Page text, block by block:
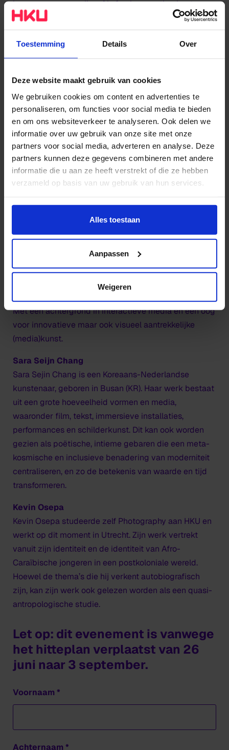
Toestemming Details Over
Deze website maakt gebruik van cookies
We gebruiken cookies om content en advertenties te
personaliseren, om functies voor social media te bieden
en om ons websiteverkeer te analyseren. Ook delen we
informatie over uw gebruik van onze site met onze
partners voor social media, adverteren en analyse. Deze
partners kunnen deze gegevens combineren met andere
informatie die u aan ze heeft verstrekt of die ze hebben
verzameld op basis van uw gebruik van hun services.
Wil je meer weten of de voorkeur aanpassen, bekijk dan
https://www.hku.nl/privacy-statement-en-
Alles toestaan
Aanpassen
Weigeren
bevragen en aanvullen. Als freelancer stimuleert ze
inclusiviteit en meerstemmigheid in de culturele
sector.
Katy Hundertmark is een in Amsterdam gevestigde
interesse in kunstpraktijken die de fotografische
canon herkaderen en uitbreiden. Momenteel werkt ze
als hoofdredacteur van Foam Magazine en curator bij
het Foam Museum. Door middel van een
internationale aanpak streeft ze ernaar om
interculturele verbindingen en wederzijds begrip te
creëren tussen makers, publiek en instellingen
Met een achtergrond in interactieve media en een oog
voor innovatieve maar ook visueel aantrekkelijke
(media)kunst.
Sara Seijn Chang
Sara Sejin Chang is een Koreaans-Nederlandse
kunstenaar, geboren in Busan (KR). Haar werk bestaat
uit een grote hoeveelheid vormen en media,
waaronder film, tekst, immersieve installaties,
performances en schilderkunst. Dit kan ook worden
gezien als poëtische, intieme gebaren die een meta-
kosmische en inclusieve benadering van moderniteit
centraliseren, en zo de betekenis van waarde en tijd
transformeren.
Kevin Osepa
Kevin Osepa studeerde zelf Photography aan HKU en
werkt op dit moment in Utrecht. Zijn werk vertrekt
vanuit zijn identiteit en de identiteit van Afro-
Caraïbische jongeren in een postkoloniale wereld.
Hoewel de thema’s die hij verkent autobiografisch
zijn, kan zijn werk ook gelezen worden als een quasi-
antropologische studie.
Let op: dit evenement is vanwege
het hitteplan verplaatst van 26
juni naar 3 september.
Voornaam
Achternaam